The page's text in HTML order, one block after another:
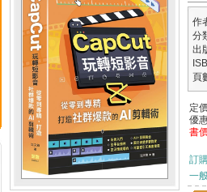
作
分
出
頁
定
優
書
訂
一